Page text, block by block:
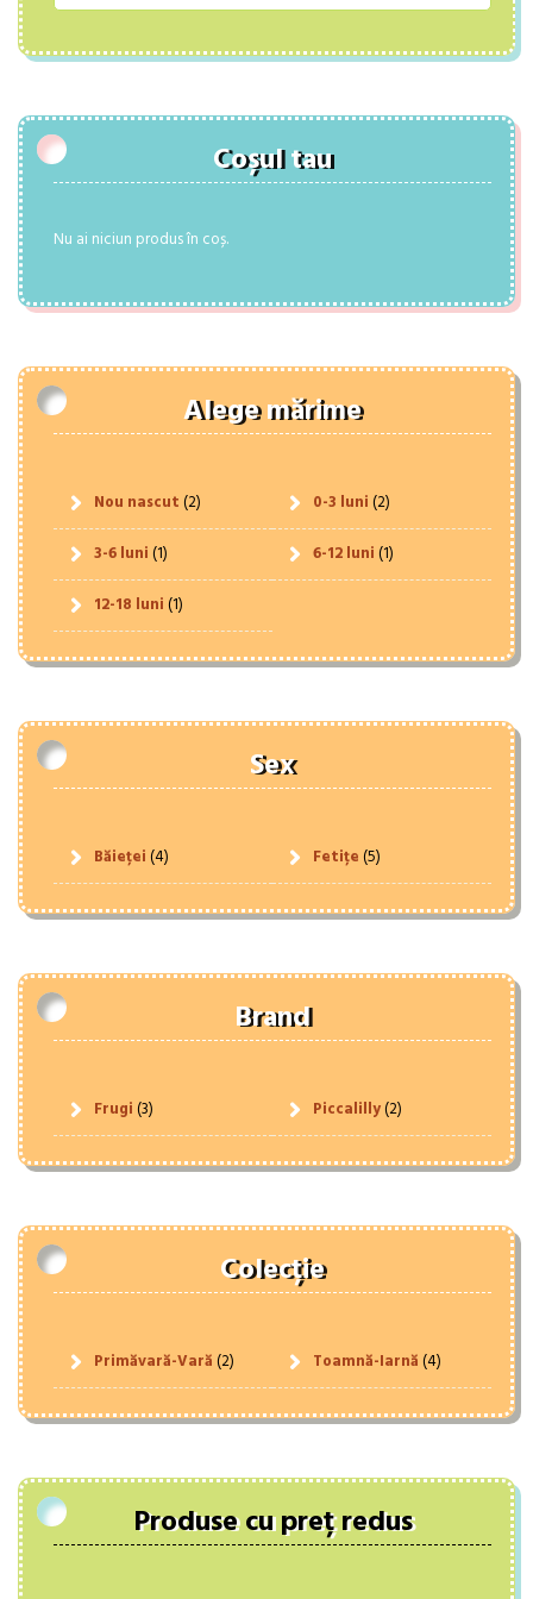
Coșul tau
Nu ai niciun produs în coș.
Alege mărime
Nou nascut(2) 0-3 luni(2)
3-6 luni(1) 6-12 luni(1)
12-18 luni(1)
Sex
Băieței(4) Fetițe(5)
Brand
Frugi(3) Piccalilly(2)
Colecție
Primăvară-Vară(2) Toamnă-Iarnă(4)
Produse cu preț redus